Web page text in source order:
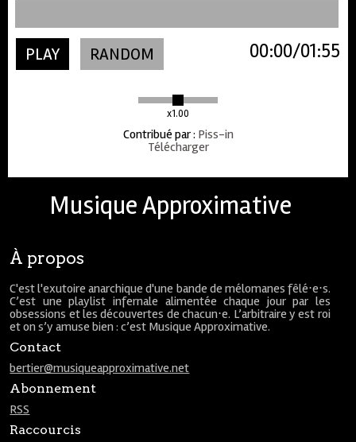
PLAY RANDOM
x1.00
01:55
00:00
Contribué par: Piss-in
Télécharger
Musique Approximative
À propos
C'est l'exutoire anarchique d'une bande de mélomanes fêlé⋅e⋅s.
C’est une playlist infernale alimentée chaque jour par les
obsessions et les découvertes de chacun⋅e. L’arbitraire y est roi
et on s’y amuse bien : c’est Musique Approximative.
Contact
bertier@musiqueapproximative.net
Abonnement
RSS
Raccourcis